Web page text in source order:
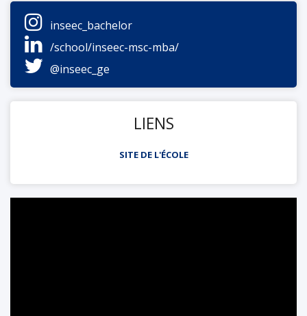
inseec_bachelor
/school/inseec-msc-mba/
@inseec_ge
LIENS
SITE DE L'ÉCOLE